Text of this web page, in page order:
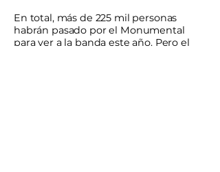
En total, más de 225 mil personas
habrán pasado por el Monumental
para ver a la banda este año. Pero el